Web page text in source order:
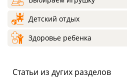
Детский отдых
Здоровье ребенка
Статьи из дугих разделов